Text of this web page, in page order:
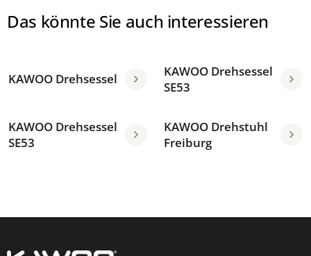
Das könnte Sie auch interessieren
KAWOO Drehsessel
KAWOO Drehsessel
SE53
KAWOO Drehsessel
SE53
KAWOO Drehstuhl
Freiburg